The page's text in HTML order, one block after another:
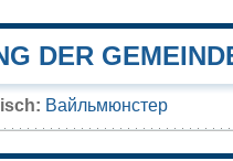
DER
Вайльмюнстер